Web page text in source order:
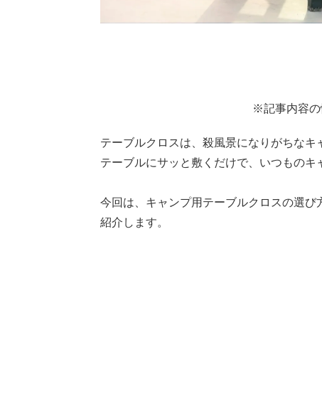
※記事内容の
テーブルクロスは、殺風景になりがちなキ
テーブルにサッと敷くだけで、いつものキ
今回は、キャンプ用テーブルクロスの選
紹介します。